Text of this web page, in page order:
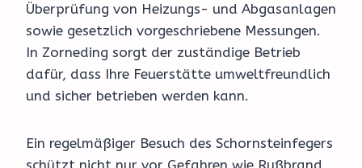
Überprüfung von Heizungs- und Abgasanlagen
sowie gesetzlich vorgeschriebene Messungen.
In Zorneding sorgt der zuständige Betrieb
dafür, dass Ihre Feuerstätte umweltfreundlich
und sicher betrieben werden kann.
Ein regelmäßiger Besuch des Schornsteinfegers